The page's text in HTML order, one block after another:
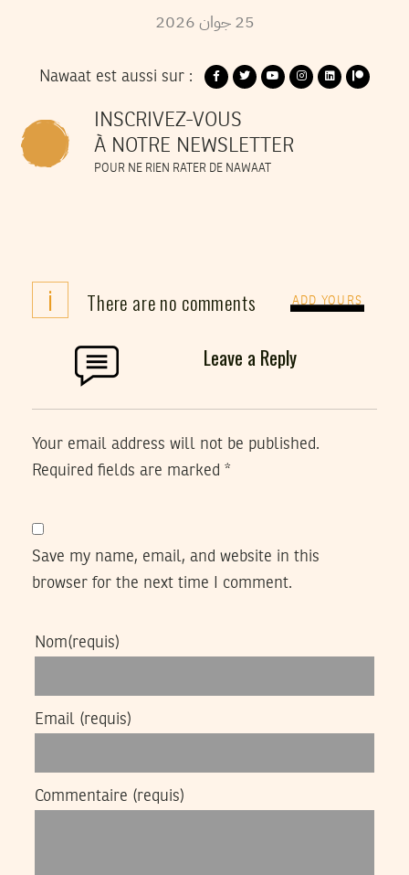
25 جوان2026
Nawaat est aussi sur :
INSCRIVEZ-VOUS
À NOTRE NEWSLETTER
POUR NE RIEN RATER DE NAWAAT
i There are no comments ADD YOURS
Leave a Reply
Your email address will not be published.
Required fields are marked *
Save my name, email, and website in this
browser for the next time I comment.
Nom(requis)
Email (requis)
Commentaire (requis)